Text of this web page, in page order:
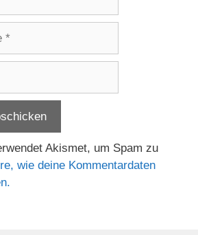
Akismet, um Spam zu
wie deine Kommentardaten